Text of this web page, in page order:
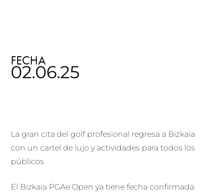
FECHA
02.06.25
La gran cita del golf profesional regresa a Bizkaia
con un cartel de lujo y actividades para todos los
públicos
El Bizkaia PGAe Open ya tiene fecha confirmada